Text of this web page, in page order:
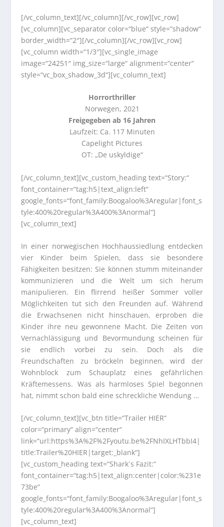
[/vc_column_text][/vc_column][/vc_row][vc_row]
[vc_column][vc_separator color=“blue“ style=“shadow“
border_width=“2″][/vc_column][/vc_row][vc_row]
[vc_column width=“1/3″][vc_single_image
image=“24251″ img_size=“large“ alignment=“center“
style=“vc_box_shadow_3d“][vc_column_text]
Horrorthriller
Norwegen, 2021
Freigegeben ab 16 Jahren
Laufzeit: Ca. 117 Minuten
Capelight Pictures
OT: „De uskyldige“
[/vc_column_text][vc_custom_heading text=“Story:“
font_container=“tag:h5|text_align:left“
google_fonts=“font_family:Boogaloo%3Aregular|font_s
tyle:400%20regular%3A400%3Anormal“]
[vc_column_text]
In einer norwegischen Hochhaussiedlung entdecken
vier Kinder beim Spielen, dass sie besondere
Fähigkeiten besitzen: Sie können stumm miteinander
kommunizieren und die Welt um sich herum
manipulieren. Ein flirrend heißer Sommer voller
Möglichkeiten tut sich den Freunden auf. Während
die Erwachsenen nicht hinschauen, erproben die
Kinder ihre neu gewonnene Macht. Die Zeiten von
Vernachlässigung und Bevormundung scheinen für
sie endlich vorbei zu sein. Doch als die
Freundschaften zu bröckeln beginnen, wird der
Wohnblock zum Schauplatz eines gefährlichen
Kräftemessens. Was als harmloses Spiel begonnen
hat, nimmt schon bald eine schreckliche Wendung …
[/vc_column_text][vc_btn title=“Trailer HIER“
color=“primary“ align=“center“
link=“url:https%3A%2F%2Fyoutu.be%2FNhIXLHTbbI4|
title:Trailer%20HIER|target:_blank“]
[vc_custom_heading text=“Shark´s Fazit:“
font_container=“tag:h5|text_align:center|color:%231e
73be“
google_fonts=“font_family:Boogaloo%3Aregular|font_s
tyle:400%20regular%3A400%3Anormal“]
[vc_column_text]